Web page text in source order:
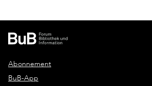
Abonnement
BuB-App